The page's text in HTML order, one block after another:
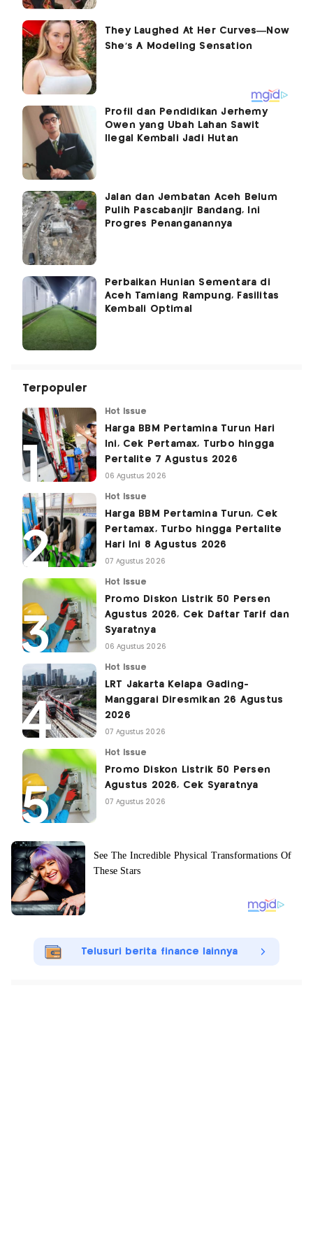
Profil dan Pendidikan Jerhemy
Owen yang Ubah Lahan Sawit
Ilegal Kembali Jadi Hutan
Jalan dan Jembatan Aceh Belum
Pulih Pascabanjir Bandang, Ini
Progres Penanganannya
Perbaikan Hunian Sementara di
Aceh Tamiang Rampung, Fasilitas
Kembali Optimal
Terpopuler
Hot Issue
Harga BBM Pertamina Turun Hari
Ini, Cek Pertamax, Turbo hingga
Pertalite 7 Agustus 2026
06 Agustus 2026
Hot Issue
Harga BBM Pertamina Turun, Cek
Pertamax, Turbo hingga Pertalite
Hari Ini 8 Agustus 2026
07 Agustus 2026
Hot Issue
Promo Diskon Listrik 50 Persen
Agustus 2026, Cek Daftar Tarif dan
Syaratnya
06 Agustus 2026
Hot Issue
LRT Jakarta Kelapa Gading-
Manggarai Diresmikan 26 Agustus
2026
07 Agustus 2026
Hot Issue
Promo Diskon Listrik 50 Persen
Agustus 2026, Cek Syaratnya
07 Agustus 2026
Telusuri berita finance lainnya